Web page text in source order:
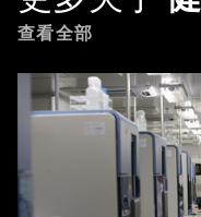
查看全部